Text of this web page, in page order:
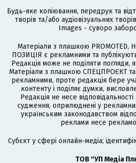
Будь-яке копіювання, передрук та
творів та/або аудіовізуальних
Images - суворо
Матеріали з плашкою
ПОЗИЦІЯ є рекламними та
Редакція може не поділяти погляди,
Матеріали з плашкою СПЕЦПРОЄКТ
рекламними, проте редакція бере
контенту і поділяє думки,
Редакція не несе
судження, оприлюднені у
українським законодавством
реклами несе
Cубєкт у сфері онлайн-медіа;
ТОВ "УП Медіа